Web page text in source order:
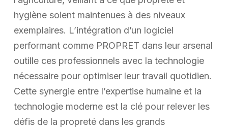
hygiène soient maintenues à des niveaux
exemplaires. L’intégration d’un logiciel
performant comme PROPRET dans leur arsenal
outille ces professionnels avec la technologie
nécessaire pour optimiser leur travail quotidien.
Cette synergie entre l’expertise humaine et la
technologie moderne est la clé pour relever les
défis de la propreté dans les grands